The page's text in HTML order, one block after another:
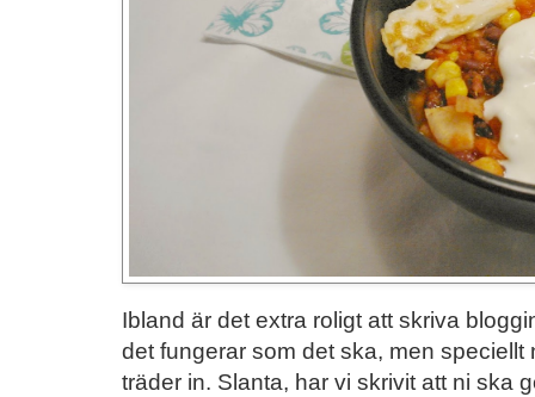
Ibland är det extra roligt att skriva
det fungerar som det ska, men
träder in. Slanta, har vi skrivit att ni ska